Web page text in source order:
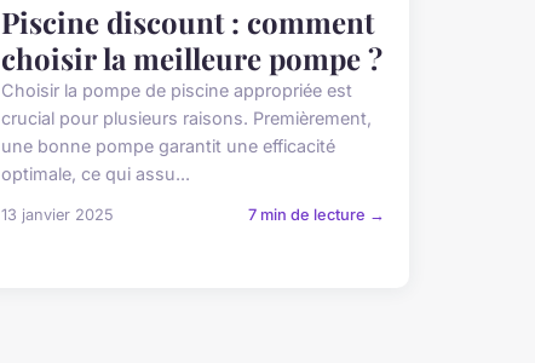
Piscine discount : comment
choisir la meilleure pompe ?
Choisir la pompe de piscine appropriée est
crucial pour plusieurs raisons. Premièrement,
une bonne pompe garantit une efficacité
optimale, ce qui assu...
13 janvier 2025 7 min de lecture →